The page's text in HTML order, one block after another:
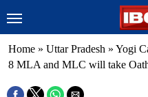
Home » Uttar Pradesh » Yogi
8 MLA and MLC will take